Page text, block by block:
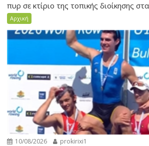
πυρ σε κτίριο της τοπικής διοίκησης
Αρχική
10/08/2026 prokirixi1